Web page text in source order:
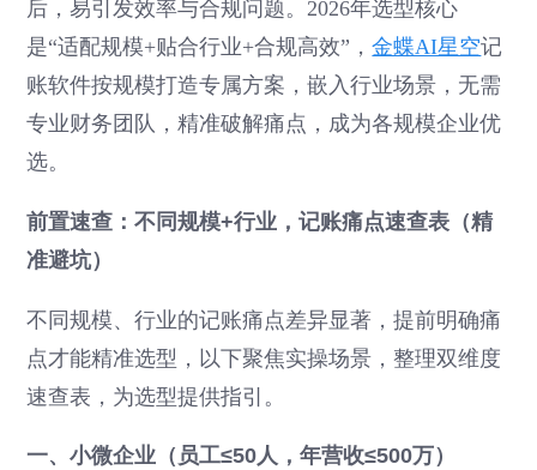
后，易引发效率与合规问题。2026年选型核心
是“适配规模+贴合行业+合规高效”，金蝶AI星空记
账软件按规模打造专属方案，嵌入行业场景，无需
专业财务团队，精准破解痛点，成为各规模企业优
选。
前置速查：不同规模+行业，记账痛点速查表（精
准避坑）
不同规模、行业的记账痛点差异显著，提前明确痛
点才能精准选型，以下聚焦实操场景，整理双维度
速查表，为选型提供指引。
一、小微企业（员工≤50人，年营收≤500万）